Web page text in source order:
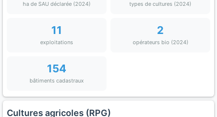
ha de SAU déclarée (2024) types de cultures (2024)
11
exploitations
2
opérateurs bio (2024)
154
bâtiments cadastraux
Cultures agricoles (RPG)